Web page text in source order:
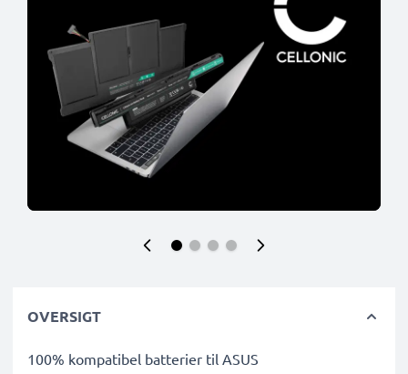
OVERSIGT
100% kompatibel batterier til ASUS